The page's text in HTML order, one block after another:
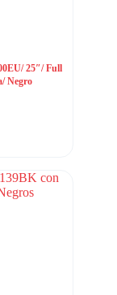
25″/ Full
Negro